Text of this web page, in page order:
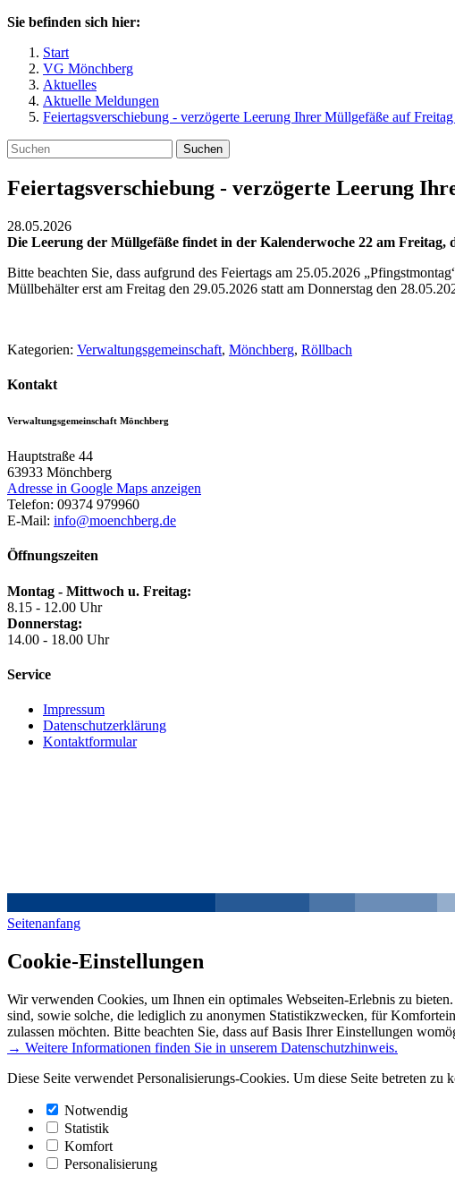
Sie befinden sich hier:
Start
VG Mönchberg
Aktuelles
Aktuelle Meldungen
Feiertagsverschiebung - verzögerte Leerung Ihrer Müllgefäße auf
Suchen
Feiertagsverschiebung - verzögerte Leerung
28.05.2026
Die Leerung der Müllgefäße findet in der Kalenderwoche 22 am Freitag,
Bitte beachten Sie, dass aufgrund des Feiertags am 25.05.2026
Müllbehälter erst am Freitag den 29.05.2026 statt am Donnerstag den
Kategorien: Verwaltungsgemeinschaft, Mönchberg, Röllbach
Kontakt
Verwaltungsgemeinschaft Mönchberg
Hauptstraße 44
63933 Mönchberg
Adresse in Google Maps anzeigen
Telefon: 09374 979960
E-Mail: info@moenchberg.de
Öffnungszeiten
Montag - Mittwoch u. Freitag:
8.15 - 12.00 Uhr
Donnerstag:
14.00 - 18.00 Uhr
Service
Impressum
Datenschutzerklärung
Kontaktformular
Seitenanfang
Cookie-Einstellungen
Wir verwenden Cookies, um Ihnen ein optimales Webseiten-Erlebnis zu
sind, sowie solche, die lediglich zu anonymen Statistikzwecken, für
zulassen möchten. Bitte beachten Sie, dass auf Basis Ihrer Einstellungen
→ Weitere Informationen finden Sie in unserem Datenschutzhinweis.
Diese Seite verwendet Personalisierungs-Cookies. Um diese Seite betreten
Notwendig
Statistik
Komfort
Personalisierung